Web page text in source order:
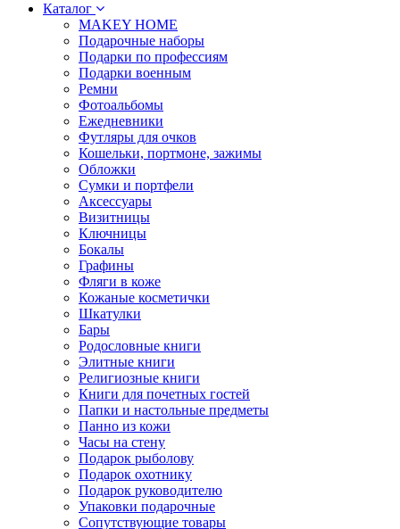
Каталог
MAKEY HOME
Подарочные наборы
Подарки по профессиям
Подарки военным
Ремни
Фотоальбомы
Ежедневники
Футляры для очков
Кошельки, портмоне, зажимы
Обложки
Сумки и портфели
Аксессуары
Визитницы
Ключницы
Бокалы
Графины
Фляги в коже
Кожаные косметички
Шкатулки
Бары
Родословные книги
Элитные книги
Религиозные книги
Книги для почетных гостей
Папки и настольные предметы
Панно из кожи
Часы на стену
Подарок рыболову
Подарок охотнику
Подарок руководителю
Упаковки подарочные
Сопутствующие товары